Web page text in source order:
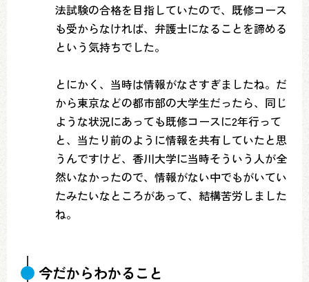
法試験の合格を目指していたので、既修コース
も受からなければ、弁護士になることを諦める
という気持ちでした。
とにかく、当時は情報がなさすぎましたね。だ
から東京などの都市部の大学生だったら、同じ
ような状況にあっても既修コースに2年行って
と、当たり前のように情報を共有していたと思
うんですけど、香川大学に当時そういう人が全
然いなかったので、情報がない中でもがいてい
たみたいなところがあって、結構苦労しました
ね。
今だからわかること